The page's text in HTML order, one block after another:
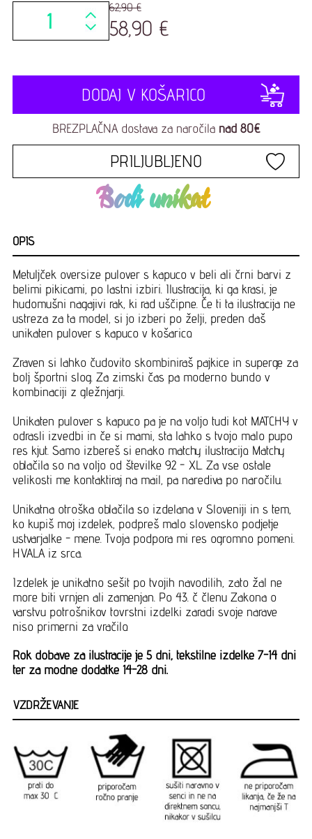
62,90 €
58,90 €
DODAJ V KOŠARICO
BREZPLAČNA dostava za naročila nad 80€
PRILJUBLJENO
Bodi unikat
OPIS
Metuljček oversize pulover s kapuco v beli ali črni barvi z
belimi pikicami, po lastni izbiri. Ilustracija, ki ga krasi, je
hudomušni nagajivi rak, ki rad uščipne. Če ti ta ilustracija ne
ustreza za ta model, si jo izberi po želji, preden daš
unikaten pulover s kapuco v košarico.
Zraven si lahko čudovito skombiniraš pajkice in superge za
bolj športni slog. Za zimski čas pa moderno bundo v
kombinaciji z gležnjarji.
Unikaten pulover s kapuco pa je na voljo tudi kot MATCHY v
odrasli izvedbi in če si mami, sta lahko s tvojo malo pupo
res kjut. Samo izbereš si enako matchy ilustracijo. Matchy
oblačila so na voljo od številke 92 - XL. Za vse ostale
velikosti me kontaktiraj na mail, pa narediva po naročilu.
Unikatna otroška oblačila so izdelana v Sloveniji in s tem,
ko kupiš moj izdelek, podpreš malo slovensko podjetje
ustvarjalke - mene. Tvoja podpora mi res ogromno pomeni.
HVALA iz srca.
Izdelek je unikatno sešit po tvojih navodilih, zato žal ne
more biti vrnjen ali zamenjan. Po 43. č členu Zakona o
varstvu potrošnikov tovrstni izdelki zaradi svoje narave
niso primerni za vračilo.
Rok dobave za ilustracije je 5 dni, tekstilne izdelke 7-14 dni
ter za modne dodatke 14-28 dni.
VZDRŽEVANJE